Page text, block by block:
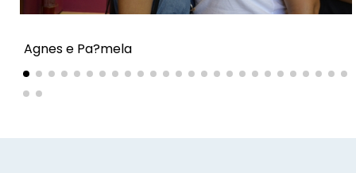
Agnes e Pa?mela